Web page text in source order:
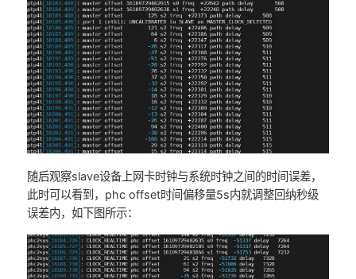
随后观察slave设备上网卡时钟与系统时钟之间的时间误差，
此时可以看到，phc offset时间偏移量5s内就调整回纳秒级
误差内，如下图所示：